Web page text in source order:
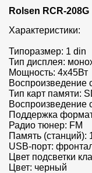
Rolsen RCR-
Характеристики:
Типоразмер: 1 din
Тип дисплея:
Мощность: 4x45Вт
Воспроизведение
Тип карт памяти:
Воспроизведение
Поддержка
Радио тюнер: FM
Память (станций):
USB-порт:
Цвет подсветки
Цвет: черный